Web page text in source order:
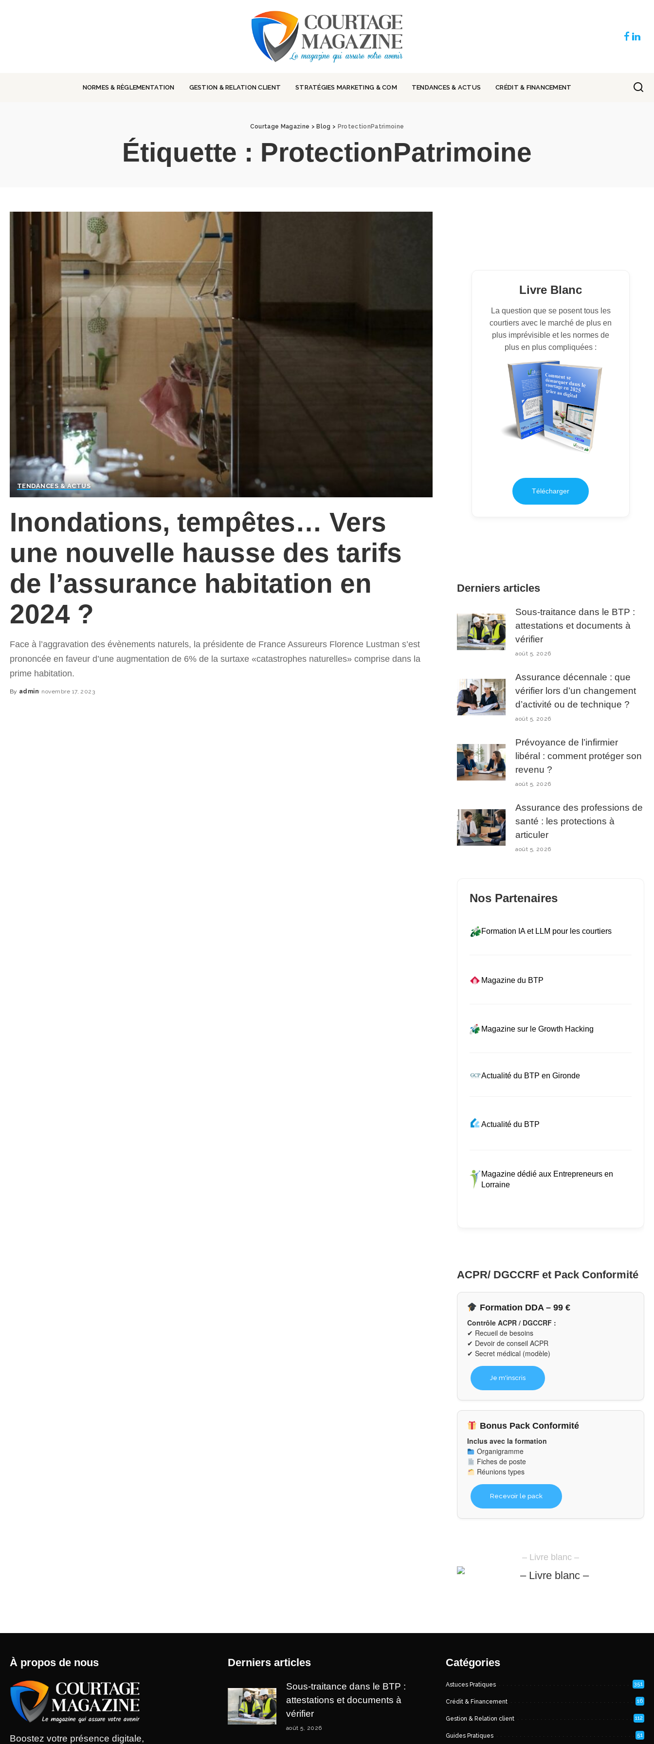
NORMES & RÈGLEMENTATION GESTION & RELATION CLIENT STRATÉGIES MARKETING & COM TENDANCES & ACTUS CRÉDIT & FINANCEMENT
Courtage Magazine > Blog > ProtectionPatrimoine
Étiquette : ProtectionPatrimoine
TENDANCES & ACTUS
Inondations, tempêtes… Vers
une nouvelle hausse des tarifs
de l’assurance habitation en
2024 ?
Face à l’aggravation des évènements naturels, la présidente de France Assureurs Florence Lustman s’est
prononcée en faveur d’une augmentation de 6% de la surtaxe «catastrophes naturelles» comprise dans la
prime habitation.
Posted
By admin novembre 17, 2023
Livre Blanc
La question que se posent tous les
courtiers avec le marché de plus en
plus imprévisible et les normes de
plus en plus compliquées :
Télécharger
Derniers articles
Sous-traitance dans le BTP :
attestations et documents à
vérifier
août 5, 2026
Assurance décennale : que
vérifier lors d’un changement
d’activité ou de technique ?
août 5, 2026
Prévoyance de l’infirmier
libéral : comment protéger son
revenu ?
août 5, 2026
Assurance des professions de
santé : les protections à
articuler
août 5, 2026
Nos Partenaires
Formation IA et LLM pour les courtiers
Magazine du BTP
Magazine sur le Growth Hacking
Actualité du BTP en Gironde
Actualité du BTP
Magazine dédié aux Entrepreneurs en
Lorraine
ACPR/ DGCCRF et Pack Conformité
Formation DDA – 99 €
Contrôle ACPR / DGCCRF :
✔ Recueil de besoins
✔ Devoir de conseil ACPR
✔ Secret médical (modèle)
Je m'inscris
Bonus Pack Conformité
Inclus avec la formation
Organigramme
Fiches de poste
Réunions types
Recevoir le pack
– Livre blanc –
À propos de nous
Boostez votre présence digitale,
Derniers articles
Sous-traitance dans le BTP :
attestations et documents à
vérifier
août 5, 2026
Catégories
Astuces Pratiques 351
Crédit & Financement 16
Gestion & Relation client 112
Guides Pratiques 51